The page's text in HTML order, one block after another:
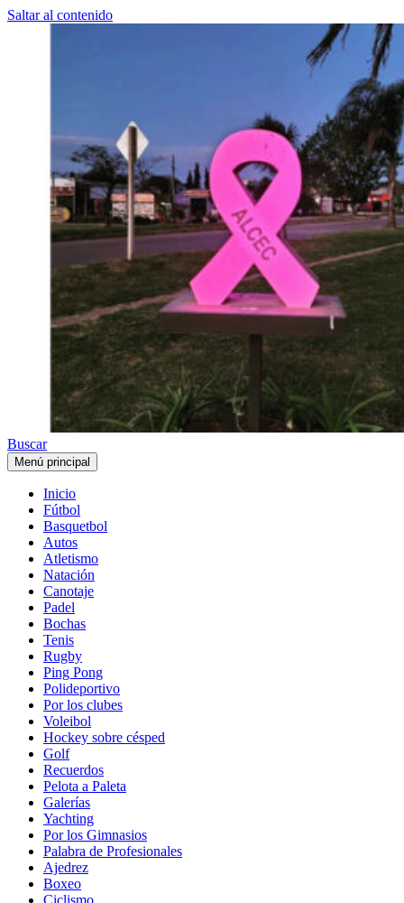
Saltar al contenido
Buscar
Menú principal
Inicio
Fútbol
Basquetbol
Autos
Atletismo
Natación
Canotaje
Padel
Bochas
Tenis
Rugby
Ping Pong
Polideportivo
Por los clubes
Voleibol
Hockey sobre césped
Golf
Recuerdos
Pelota a Paleta
Galerías
Yachting
Por los Gimnasios
Palabra de Profesionales
Ajedrez
Boxeo
Ciclismo